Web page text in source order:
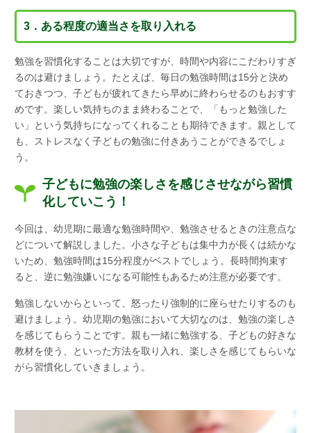
3．ある程度の適当さを取り入れる
勉強を習慣化することは大切ですが、時間や内容にこだわりすぎ
るのは避けましょう。たとえば、毎日の勉強時間は15分と決め
ておきつつ、子どもが疲れてきたら早めに終わらせるのもおすす
めです。楽しい気持ちのまま終わることで、「もっと勉強した
い」という気持ちになってくれることも期待できます。親として
も、ストレスなく子どもの勉強に付きあうことができるでしょ
う。
子どもに勉強の楽しさを感じさせながら習慣
化していこう！
今回は、幼児期に最適な勉強時間や、勉強させるときの注意点な
どについて解説しました。小さな子どもは集中力が長くは続かな
いため、勉強時間は15分程度がベストでしょう。長時間拘束す
ると、逆に勉強嫌いになる可能性もあるため注意が必要です。
勉強しないからといって、怒ったり強制的に座らせたりするのも
避けましょう。幼児期の勉強において大切なのは、勉強の楽しさ
を感じてもらうことです。親も一緒に勉強する、子どもの好きな
教材を使う、といった方法を取り入れ、楽しさを感じてもらいな
がら習慣化していきましょう。